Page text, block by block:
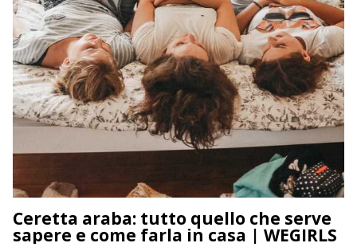
Ceretta araba: tutto quello che serve
sapere e come farla in casa | WEGIRLS